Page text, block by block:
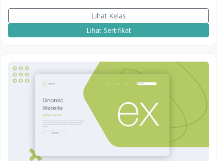
Lihat Kelas
Lihat Sertifikat